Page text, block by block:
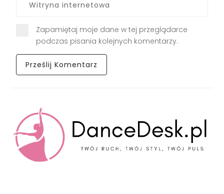
Zapamiętaj moje dane w tej przeglądarce
podczas pisania kolejnych komentarzy.